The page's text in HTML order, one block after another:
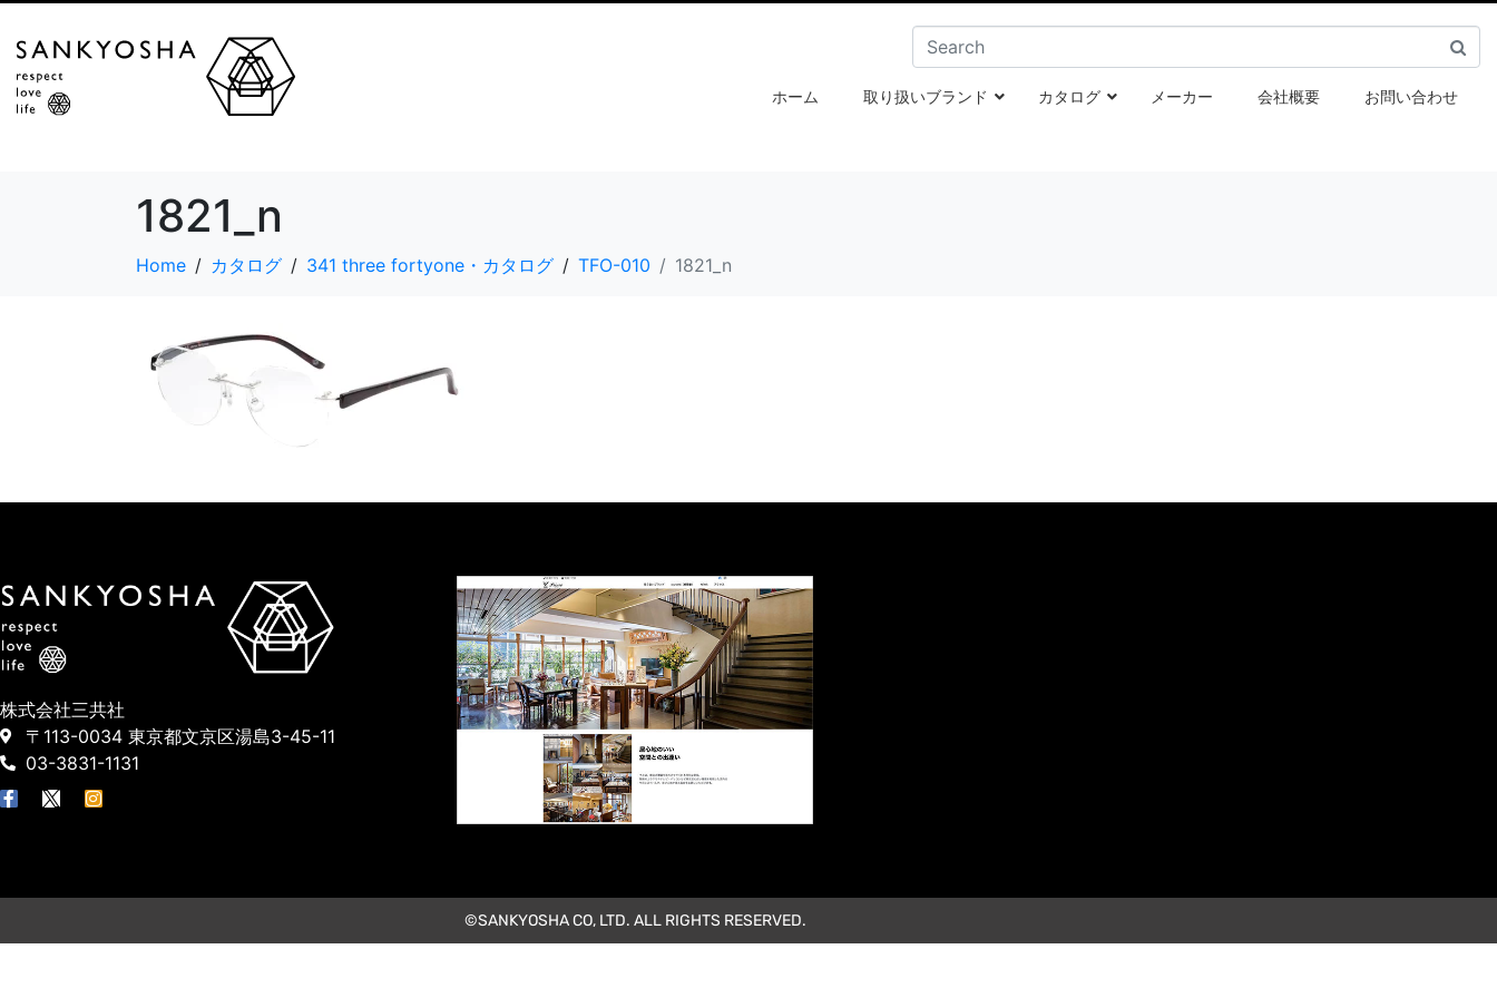
ホーム 取り扱いブランド カタログ メーカー 会社概要 お問い合わせ
1821_n
Home カタログ 341 three fortyone・カタログ TFO-010 1821_n
株式会社三共社
〒113-0034 東京都文京区湯島3-45-11
03-3831-1131
©SANKYOSHA CO, LTD. ALL RIGHTS RESERVED.